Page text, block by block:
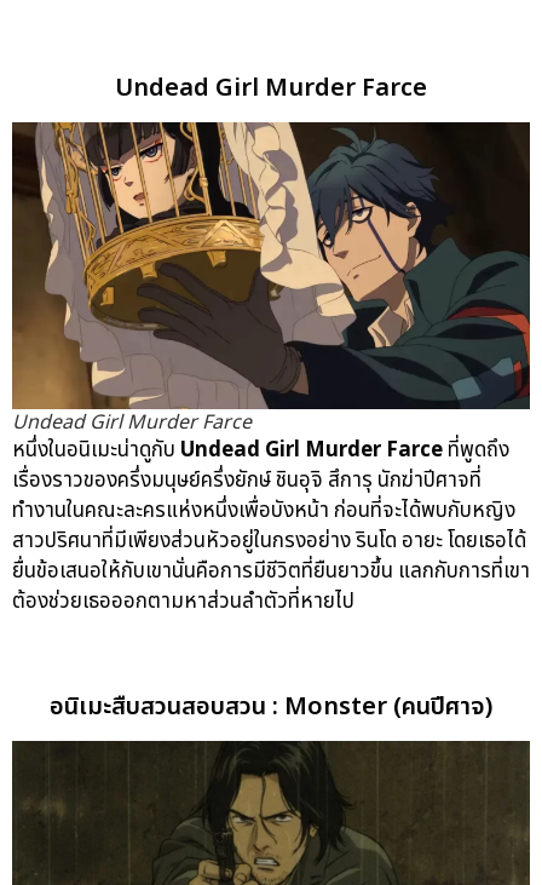
Undead Girl Murder Farce
Undead Girl Murder Farce
หนึ่งในอนิเมะน่าดูกับ Undead Girl Murder Farceที่พูดถึง
เรื่องราวของครึ่งมนุษย์ครึ่งยักษ์ ชินอุจิ สึการุ นักฆ่าปีศาจที่
ทำงานในคณะละครแห่งหนึ่งเพื่อบังหน้า ก่อนที่จะได้พบกับหญิง
สาวปริศนาที่มีเพียงส่วนหัวอยู่ในกรงอย่าง รินโด อายะ โดยเธอได้
ยื่นข้อเสนอให้กับเขานั่นคือการมีชีวิตที่ยืนยาวขึ้น แลกกับการที่เขา
ต้องช่วยเธอออกตามหาส่วนลำตัวที่หายไป
อนิเมะสืบสวนสอบสวน : Monster (คนปีศาจ)